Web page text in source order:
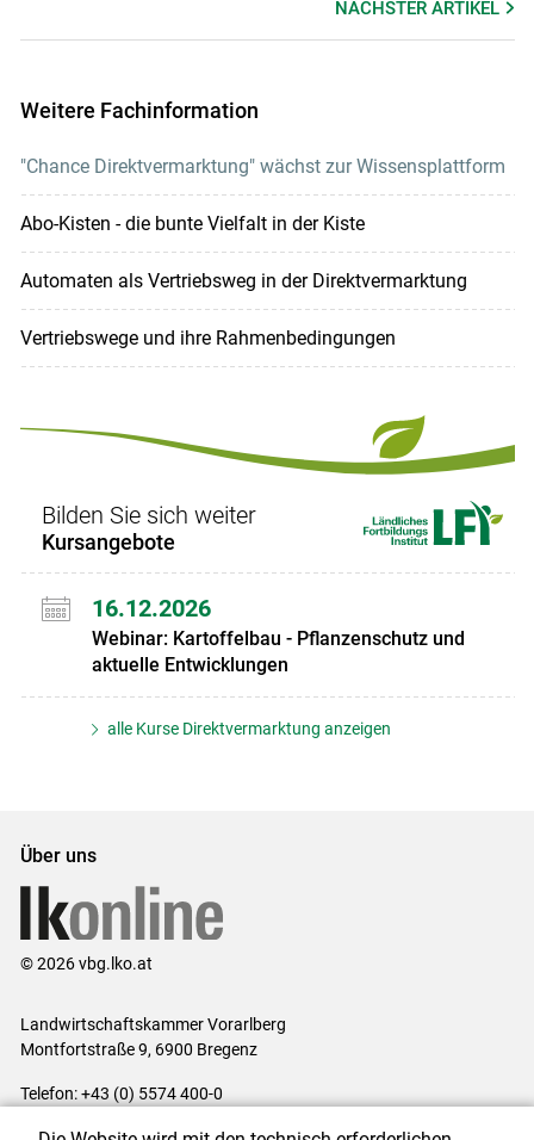
NÄCHSTERARTIKEL
Weitere Fachinformation
"Chance Direktvermarktung" wächst zur Wissensplattform
Abo-Kisten - die bunte Vielfalt in der Kiste
Automaten als Vertriebsweg in der Direktvermarktung
Vertriebswege und ihre Rahmenbedingungen
Bilden Sie sich weiter
Kursangebote
16.12.2026
Webinar: Kartoffelbau - Pflanzenschutz und
aktuelle Entwicklungen
alle Kurse Direktvermarktung anzeigen
Über uns
© 2026 vbg.lko.at
Landwirtschaftskammer Vorarlberg
Montfortstraße 9, 6900 Bregenz
Telefon: +43 (0) 5574 400-0